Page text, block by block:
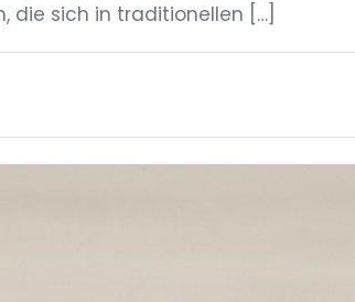
die sich in traditionellen […]